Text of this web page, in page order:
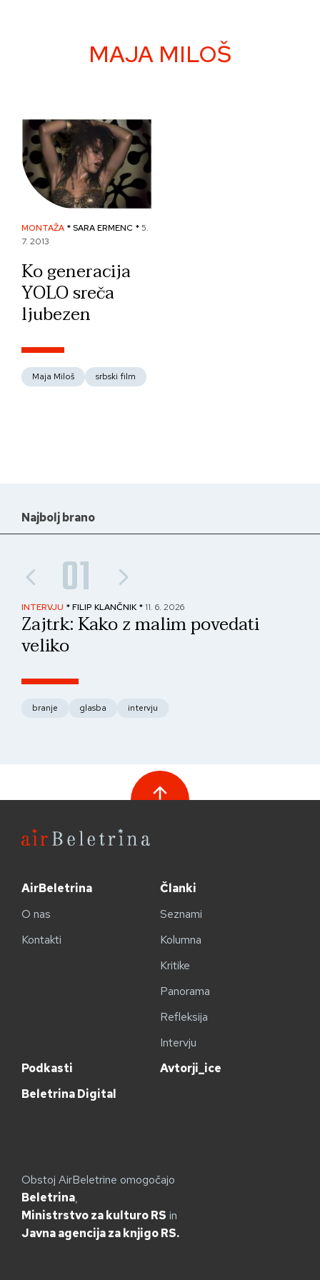
MAJA MILOŠ
MONTAŽA * SARA ERMENC *5.
7. 2013
Ko generacija
YOLO sreča
ljubezen
Maja Miloš srbski film
Najbolj brano
01
INTERVJU * FILIP KLANČNIK * 11. 6. 2026
Zajtrk: Kako z malim povedati
veliko
branje glasba intervju
AirBeletrina
O nas
Kontakti
Članki
Seznami
Kolumna
Kritike
Panorama
Refleksija
Intervju
Podkasti
Avtorji_ice
Beletrina Digital
Obstoj AirBeletrine omogočajo
Beletrina,
Ministrstvo za kulturo RS in
Javna agencija za knjigo RS.